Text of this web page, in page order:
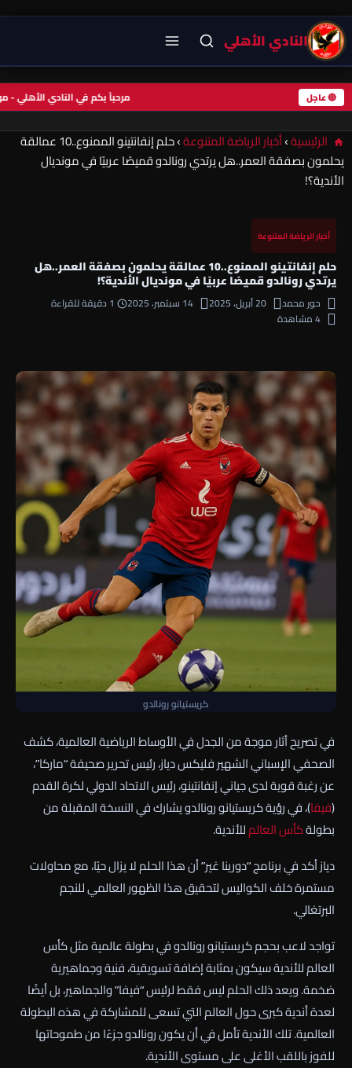
النادي الأهلي
🔴 عاجل مرحباً بكم في النادي
الرئيسية›أخبار الرياضة المتنوعة›
حلم إنفانتينو الممنوع..10 عمالقة
يحلمون بصفقة العمر..هل يرتدي رونالدو قميصًا عربيًا في مونديال
الأندية؟!
أخبار الرياضة المتنوعة
حلم إنفانتينو الممنوع..10 عمالقة يحلمون بصفقة العمر..هل
يرتدي رونالدو قميصًا عربيًا في مونديال الأندية؟!
حور محمد 20 أبريل، 2025 14 سبتمبر، 2025
1 دقيقة للقراءة
4 مشاهدة
كريستيانو رونالدو
في تصريح أثار موجة من الجدل في الأوساط الرياضية العالمية، كشف
الصحفي الإسباني الشهير فليكس دياز، رئيس تحرير صحيفة “ماركا”،
عن رغبة قوية لدى جياني إنفانتينو، رئيس الاتحاد الدولي لكرة القدم
(فيفا)، في رؤية كريستيانو رونالدو يشارك في النسخة المقبلة من
بطولةكأس العالمللأندية.
دياز أكد في برنامج “دورينا غير” أن هذا الحلم لا يزال حيًا، مع محاولات
مستمرة خلف الكواليس لتحقيق هذا الظهور العالمي للنجم
البرتغالي.
تواجد لاعب بحجم كريستيانو رونالدو في بطولة عالمية مثل كأس
العالم للأندية سيكون بمثابة إضافة تسويقية، فنية وجماهيرية
ضخمة. ويعد ذلك الحلم ليس فقط لرئيس “فيفا” والجماهير، بل أيضًا
لعدة أندية كبرى حول العالم التي تسعى للمشاركة في هذه البطولة
العالمية. تلك الأندية تأمل في أن يكون رونالدو جزءًا من طموحاتها
للفوز باللقب الأغلى على مستوى الأندية.